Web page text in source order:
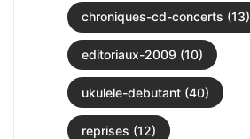
chroniques-cd-concerts (13)
editoriaux-2009 (10)
ukulele-debutant (40)
reprises (12)